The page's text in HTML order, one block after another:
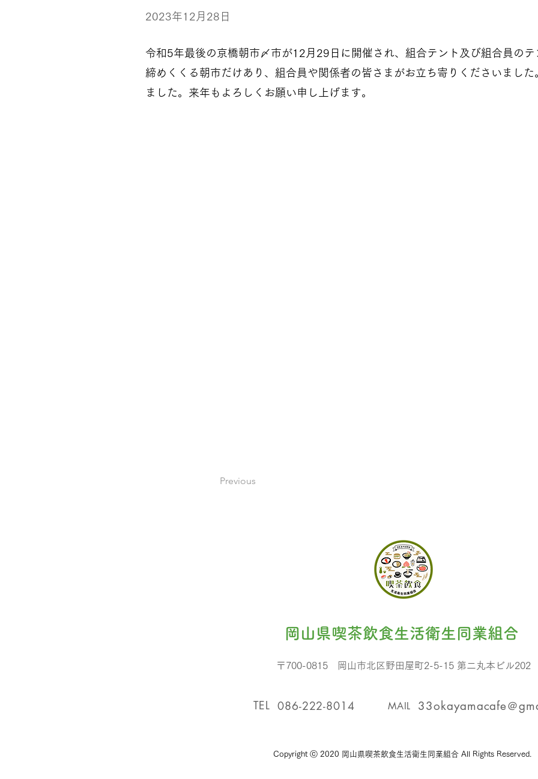
2023年12月28日
令和5年最後の京橋朝市〆市が12月29日に開催され、組合テント及び組合員の
締めくくる朝市だけあり、組合員や関係者の皆さまがお立ち寄りくださいまし
ました。来年もよろしくお願い申し上げます。
Previous
​岡山県喫茶飲食生活衛生同業組合
〒700-0815 岡山市北区野田屋町2-5-15 第二丸本ビル202
TEL 086-222-8014 MAIL 33okayamacafe＠
​Copyright ⓒ 2020 岡山県喫茶飲食生活衛生同業組合 All Rights Reserved.